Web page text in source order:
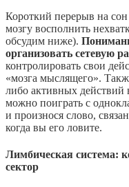
Короткий перерыв на
мозгу восполнить
обсудим ниже).
организовать сетевую
контролировать свои
«мозга мыслящего».
либо активных
можно поиграть с
и произнося слово,
когда вы его ловите.
Лимбическая система:
сектор